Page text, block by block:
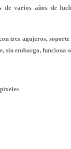
varios años de
tres agujeros,
sin embargo, funciona